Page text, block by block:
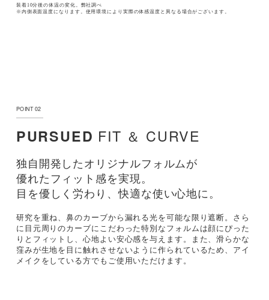
装着10分後の体温の変化。弊社調べ
※内側表面温度になります。使用環境により実際の体感温度と異なる場合がございます。
POINT 02
PURSUED FIT ＆ CURVE
独自開発したオリジナルフォルムが
優れたフィット感を実現。
目を優しく労わり、快適な使い心地に。
研究を重ね、鼻のカーブから漏れる光を可能な限り遮断。さら
に目元周りのカーブにこだわった特別なフォルムは顔にぴった
りとフィットし、心地よい安心感を与えます。また、滑らかな
窪みが生地を目に触れさせないように作られているため、アイ
メイクをしている方でもご使用いただけます。